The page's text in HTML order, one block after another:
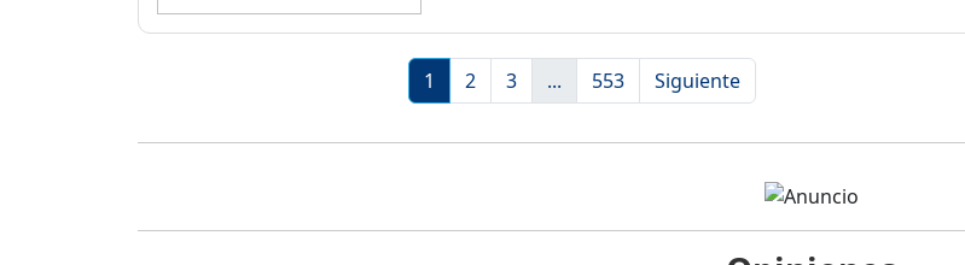
1 2 3 ... 553 Siguiente